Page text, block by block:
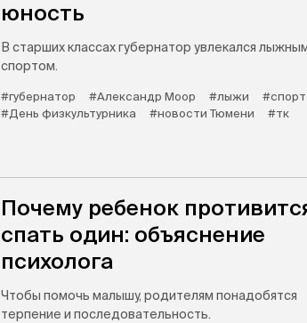
юность
В старших классах губернатор увлекался
спортом.
#губернатор #Александр Моор #лыжи
#спорт
#День физкультурника
#новости Тюмени #тк
Почему ребенок
спать один: объяснение
психолога
Чтобы помочь малышу, родителям понадобятся
терпение и последовательность.